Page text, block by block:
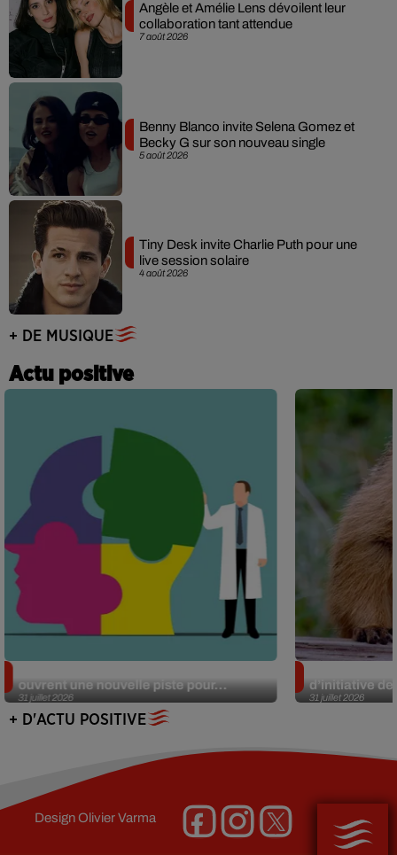
7 août 2026
Angèle et Amélie Lens dévoilent leur
collaboration tant attendue
5 août 2026
Benny Blanco invite Selena Gomez et
Becky G sur son nouveau single
4 août 2026
Tiny Desk invite Charlie Puth pour une
live session solaire
+ DE MUSIQUE
Actu positive
31 juillet 2026
ouvrent une nouvelle piste pour...
31 juillet 2026
d’initiative
+ D'ACTU POSITIVE
DesignOlivier Varma